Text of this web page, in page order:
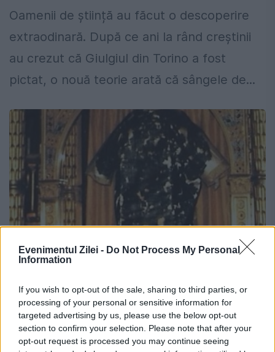
Evenimentul Zilei - Do Not Process My Personal
Information
If you wish to opt-out of the sale, sharing to third parties, or
processing of your personal or sensitive information for
targeted advertising by us, please use the below opt-out
section to confirm your selection. Please note that after your
opt-out request is processed you may continue seeing
Oamenii de știință au făcut o descoperire
extraodinară. După ce ani la rând creștinii
au crezut că Giulgiul din Torino a fost
pictat, o nouă teorie arată că sângele de...
excepțională. „Iar pentru cămașa mea
au aruncat sorți”
30 MARTIE 2016